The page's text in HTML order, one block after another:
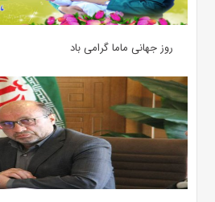
روز جهانی ماما گرامی باد